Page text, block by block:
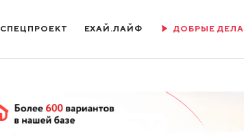
СПЕЦПРОЕКТ ЕХАЙ.ЛАЙФ ДОБРЫЕ ДЕЛА